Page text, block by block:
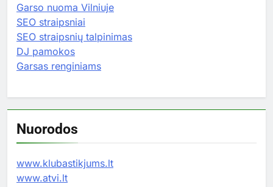
Garso nuoma Vilniuje
SEO straipsniai
SEO straipsnių talpinimas
DJ pamokos
Garsas renginiams
Nuorodos
www.klubastikjums.lt
www.atvi.lt